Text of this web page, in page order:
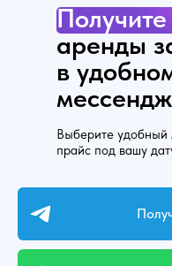
Выберите
прайс под вашу
Получите
аренды
в